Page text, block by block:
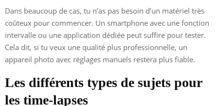
Dans beaucoup de cas, tu n’as pas besoin d’un matériel très
coûteux pour commencer. Un smartphone avec une fonction
intervalle ou une application dédiée peut suffire pour tester.
Cela dit, si tu veux une qualité plus professionnelle, un
appareil photo avec réglages manuels restera plus fiable.
Les différents types de sujets pour
les time-lapses